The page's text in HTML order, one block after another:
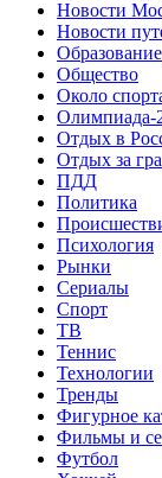
Новости
Новости
Образование
Общество
Около
Олимпиада-
Отдых в
Отдых за
ПДД
Политика
Психология
Рынки
Сериалы
Спорт
ТВ
Теннис
Технологии
Тренды
Фигурное
Фильмы и
Футбол